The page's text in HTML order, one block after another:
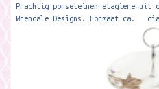
Prachtig porseleinen etagiere uit
Wrendale Designs. Formaat ca.